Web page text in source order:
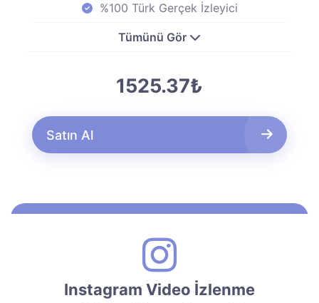
%100 Türk Gerçek İzleyici
Tümünü Gör
1525.37₺
Satın Al
Instagram Video İzlenme